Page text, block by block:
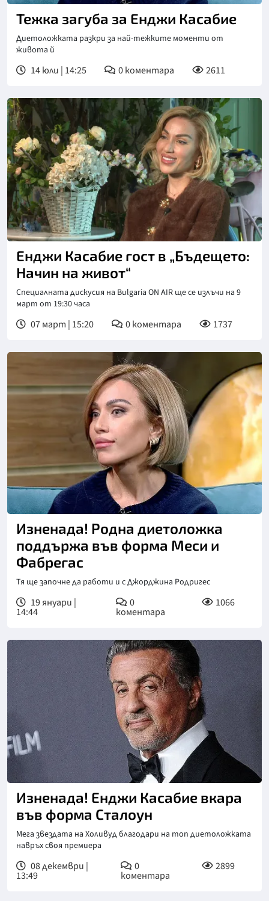
Тежка загуба за Енджи Касабие
Диетоложката разкри за най-тежките моменти от
живота й
14 юли | 14:25 0коментара 2611
Енджи Касабие гост в „Бъдещето:
Начин на живот“
Специалната дискусия на Bulgaria ON AIR ще се излъчи на 9
март от 19:30 часа
07 март | 15:20 0коментара 1737
Снимка: bTV
Изненада! Родна диетоложка
поддържа във форма Меси и
Фабрегас
Тя ще започне да работи и с Джорджина Родригес
19 януари |
14:44
0
коментара
1066
Изненада! Енджи Касабие вкара
във форма Сталоун
Мега звездата на Холивуд благодари на топ диетоложката
навръх своя премиера
08 декември |
13:49
0
коментара
2899